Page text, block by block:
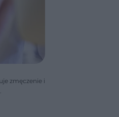
zmęczenie i